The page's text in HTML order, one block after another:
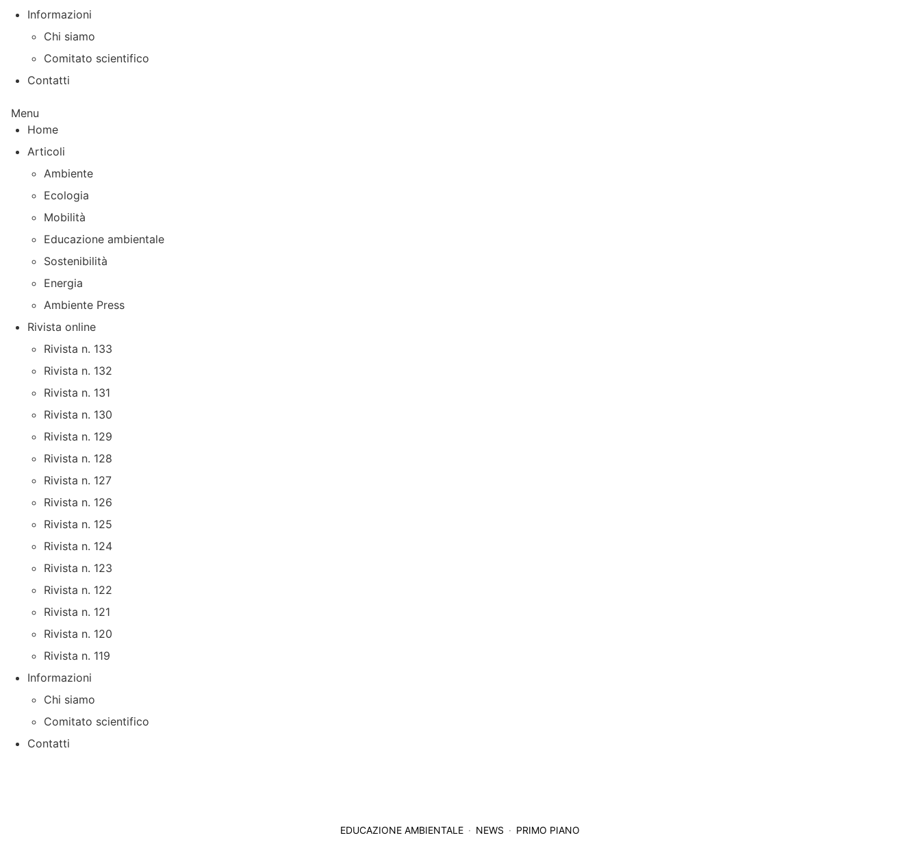
Informazioni
Chi siamo
Comitato scientifico
Contatti
Menu
Home
Articoli
Ambiente
Ecologia
Mobilità
Educazione ambientale
Sostenibilità
Energia
Ambiente Press
Rivista online
Rivista n. 133
Rivista n. 132
Rivista n. 131
Rivista n. 130
Rivista n. 129
Rivista n. 128
Rivista n. 127
Rivista n. 126
Rivista n. 125
Rivista n. 124
Rivista n. 123
Rivista n. 122
Rivista n. 121
Rivista n. 120
Rivista n. 119
Informazioni
Chi siamo
Comitato scientifico
Contatti
EDUCAZIONE AMBIENTALE NEWS PRIMO PIANO